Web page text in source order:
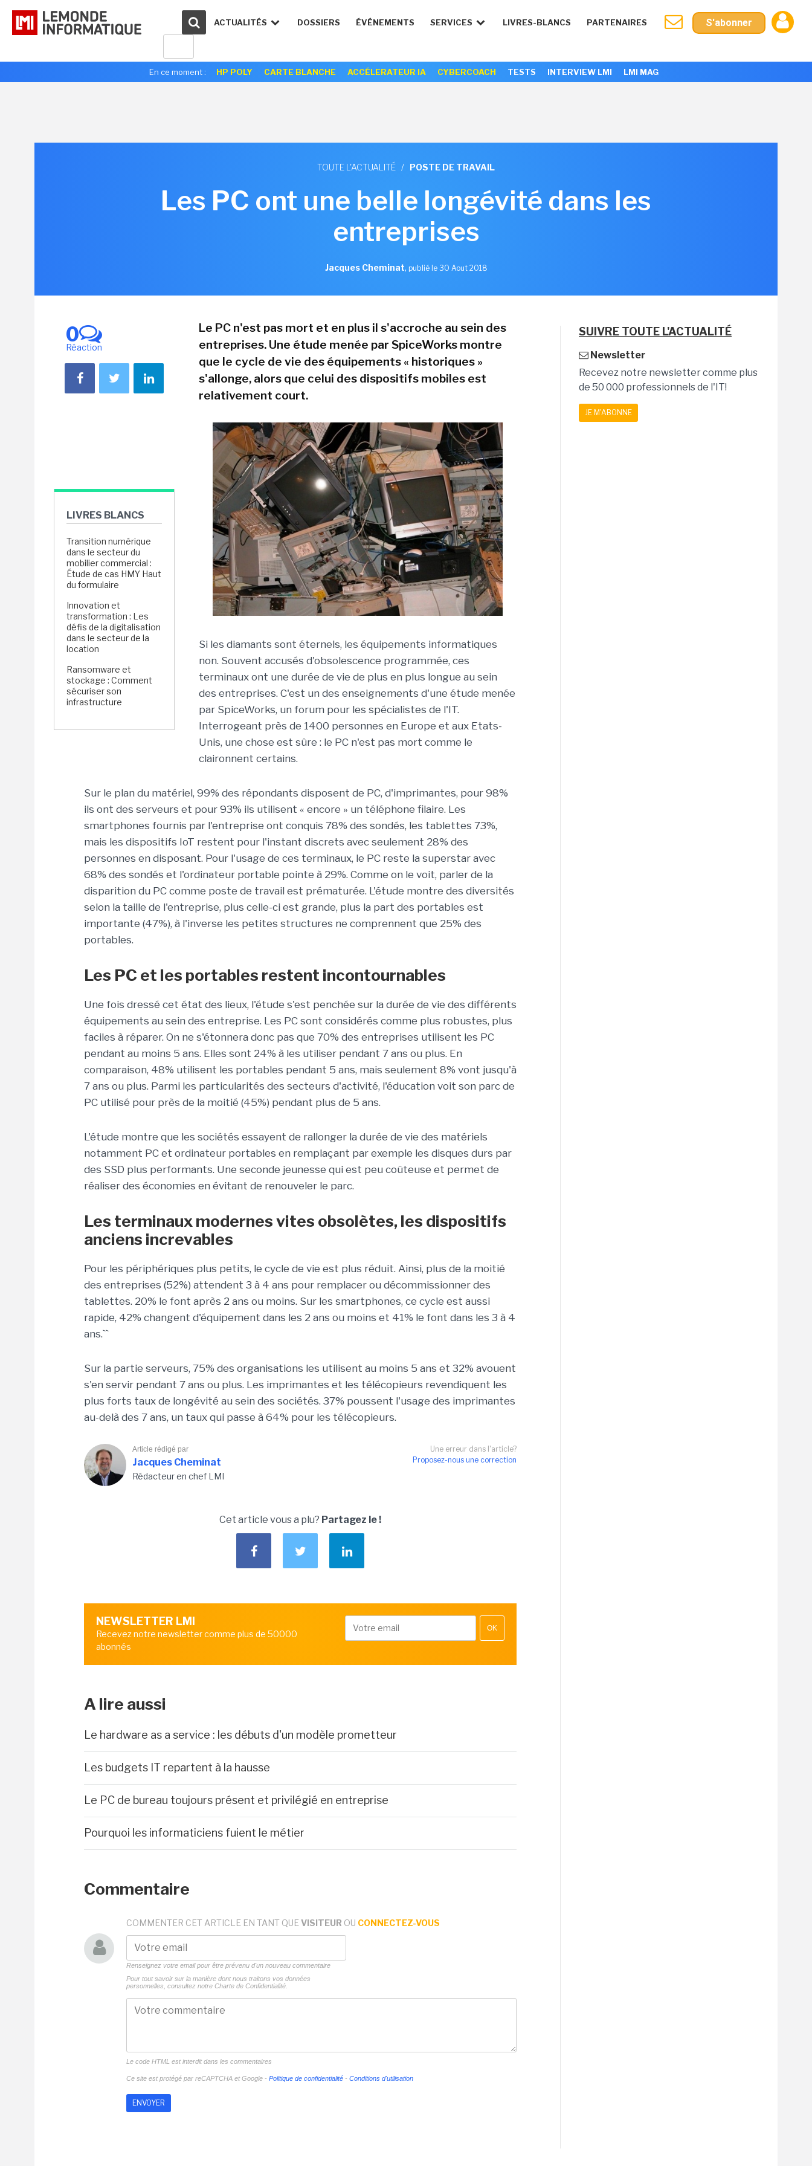
ACTUALITÉS DOSSIERS ÉVÉNEMENTS SERVICES LIVRES-BLANCS PARTENAIRES S'abonner
En ce moment : HP POLY CARTE BLANCHE ACCÉLERATEUR IA CYBERCOACH TESTS INTERVIEW LMI LMI MAG
TOUTE L'ACTUALITÉ / POSTE DE TRAVAIL
Les PC ont une belle longévité dans les
entreprises
Jacques Cheminat, publié le 30 Aout 2018
0
Réaction
LIVRES BLANCS
Transition numérique
dans le secteur du
mobilier commercial :
Étude de cas HMY Haut
du formulaire
Innovation et
transformation : Les
défis de la digitalisation
dans le secteur de la
location
Ransomware et
stockage : Comment
sécuriser son
infrastructure
Le PC n'est pas mort et en plus il s'accroche au sein des
entreprises. Une étude menée par SpiceWorks montre
que le cycle de vie des équipements « historiques »
s'allonge, alors que celui des dispositifs mobiles est
relativement court.
Si les diamants sont éternels, les équipements informatiques
non. Souvent accusés d'obsolescence programmée, ces
terminaux ont une durée de vie de plus en plus longue au sein
des entreprises. C'est un des enseignements d'une étude menée
par SpiceWorks, un forum pour les spécialistes de l'IT.
Interrogeant près de 1400 personnes en Europe et aux Etats-
Unis, une chose est sûre : le PC n'est pas mort comme le
claironnent certains.
Sur le plan du matériel, 99% des répondants disposent de PC, d'imprimantes, pour 98%
ils ont des serveurs et pour 93% ils utilisent « encore » un téléphone filaire. Les
smartphones fournis par l'entreprise ont conquis 78% des sondés, les tablettes 73%,
mais les dispositifs IoT restent pour l'instant discrets avec seulement 28% des
personnes en disposant. Pour l'usage de ces terminaux, le PC reste la superstar avec
68% des sondés et l'ordinateur portable pointe à 29%. Comme on le voit, parler de la
disparition du PC comme poste de travail est prématurée. L'étude montre des diversités
selon la taille de l'entreprise, plus celle-ci est grande, plus la part des portables est
importante (47%), à l'inverse les petites structures ne comprennent que 25% des
portables.
Les PC et les portables restent incontournables
Une fois dressé cet état des lieux, l'étude s'est penchée sur la durée de vie des différents
équipements au sein des entreprise. Les PC sont considérés comme plus robustes, plus
faciles à réparer. On ne s'étonnera donc pas que 70% des entreprises utilisent les PC
pendant au moins 5 ans. Elles sont 24% à les utiliser pendant 7 ans ou plus. En
comparaison, 48% utilisent les portables pendant 5 ans, mais seulement 8% vont jusqu'à
7 ans ou plus. Parmi les particularités des secteurs d'activité, l'éducation voit son parc de
PC utilisé pour près de la moitié (45%) pendant plus de 5 ans.
L'étude montre que les sociétés essayent de rallonger la durée de vie des matériels
notamment PC et ordinateur portables en remplaçant par exemple les disques durs par
des SSD plus performants. Une seconde jeunesse qui est peu coûteuse et permet de
réaliser des économies en évitant de renouveler le parc.
Les terminaux modernes vites obsolètes, les dispositifs
anciens increvables
Pour les périphériques plus petits, le cycle de vie est plus réduit. Ainsi, plus de la moitié
des entreprises (52%) attendent 3 à 4 ans pour remplacer ou décommissionner des
tablettes. 20% le font après 2 ans ou moins. Sur les smartphones, ce cycle est aussi
rapide, 42% changent d'équipement dans les 2 ans ou moins et 41% le font dans les 3 à 4
ans.``
Sur la partie serveurs, 75% des organisations les utilisent au moins 5 ans et 32% avouent
s'en servir pendant 7 ans ou plus. Les imprimantes et les télécopieurs revendiquent les
plus forts taux de longévité au sein des sociétés. 37% poussent l'usage des imprimantes
au-delà des 7 ans, un taux qui passe à 64% pour les télécopieurs.
Une erreur dans l'article?
Proposez-nous une correction
Article rédigé par
Jacques Cheminat
Rédacteur en chef LMI
Cet article vous a plu? Partagez le !
NEWSLETTER LMI
Recevez notre newsletter comme plus de 50000
abonnés
OK
A lire aussi
Le hardware as a service : les débuts d'un modèle prometteur
Les budgets IT repartent à la hausse
Le PC de bureau toujours présent et privilégié en entreprise
Pourquoi les informaticiens fuient le métier
Commentaire
COMMENTER CET ARTICLE EN TANT QUE VISITEUR OU CONNECTEZ-VOUS
Renseignez votre email pour être prévenu d'un nouveau commentaire
Pour tout savoir sur la manière dont nous traitons vos données
personnelles, consultez notre Charte de Confidentialité.
Le code HTML est interdit dans les commentaires
Ce site est protégé par reCAPTCHA et Google - Politique de confidentialité - Conditions d'utilisation
SUIVRE TOUTE L'ACTUALITÉ
Newsletter
Recevez notre newsletter comme plus
de 50 000 professionnels de l'IT!
JE M'ABONNE